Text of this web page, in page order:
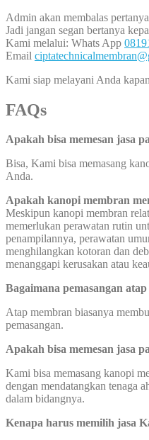
Admin akan membalas
Jadi jangan segan bertanya
Kami melalui: Whats App
Email
Kami siap melayani Anda
­FAQs
Apakah bisa memesan jasa
Bisa, Kami bisa memasang
Anda.
Apakah kanopi membran
Meskipun kanopi membran
memerlukan perawatan rutin
penampilannya, perawatan
menghilangkan kotoran dan
menanggapi kerusakan atau
Bagaimana pemasangan
Atap membran biasanya
pemasangan.
Apakah bisa memesan jasa
Kami bisa memasang kanopi
dengan mendatangkan tenaga
dalam bidangnya.
Kenapa harus memilih jasa